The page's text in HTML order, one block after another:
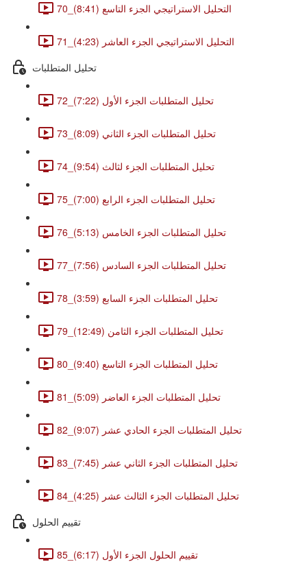
70_التحليل الاستراتيجي الجزء التاسع (8:41)
71_التحليل الاستراتيجي الجزء العاشر (4:23)
تحليل المتطلبات
72_تحليل المتطلبات الجزء الأول (7:22)
73_تحليل المتطلبات الجزء الثاني (8:09)
74_تحليل المتطلبات الجزء لثالث (9:54)
75_تحليل المتطلبات الجزء الرابع (7:00)
76_تحليل المتطلبات الجزء الخامس (5:13)
77_تحليل المتطلبات الجزء السادس (7:56)
78_تحليل المتطلبات الجزء السابع (3:59)
79_تحليل المتطلبات الجزء الثامن (12:49)
80_تحليل المتطلبات الجزء التاسع (9:40)
81_تحليل المتطلبات الجزء العاضر (5:09)
82_تحليل المتطلبات الجزء الحادي عشر (9:07)
83_تحليل المتطلبات الجزء الثاني عشر (7:45)
84_تحليل المتطلبات الجزء الثالث عشر (4:25)
تقييم الحلول
85_تقييم الحلول الجزء الأول (6:17)